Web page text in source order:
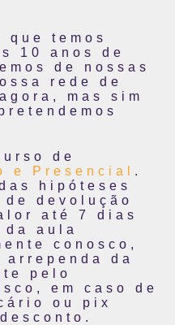
que temos
10 anos de
de nossas
rede de
mas sim
de
e Presencial .
hipóteses
devolução
até 7 dias
aula
conosco,
da
pelo
em caso de
ou pix